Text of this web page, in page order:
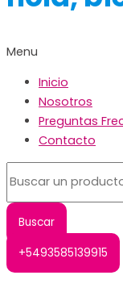
Menu
Inicio
Nosotros
Preguntas
Contacto
+5493585139915